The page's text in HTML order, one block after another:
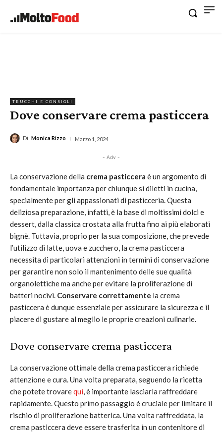
TRUCCHI E CONSIGLI
Dove conservare crema pasticcera
Di Monica Rizzo Marzo 1, 2024
- Adv -
La conservazione della crema pasticcera è un argomento di
fondamentale importanza per chiunque si diletti in cucina,
specialmente per gli appassionati di pasticceria. Questa
deliziosa preparazione, infatti, è la base di moltissimi dolci e
dessert, dalla classica crostata alla frutta fino ai più elaborati
bignè. Tuttavia, proprio per la sua composizione, che prevede
l’utilizzo di latte, uova e zucchero, la crema pasticcera
necessita di particolari attenzioni in termini di conservazione
per garantire non solo il mantenimento delle sue qualità
organolettiche ma anche per evitare la proliferazione di
batteri nocivi. Conservare correttamente la crema
pasticcera è dunque essenziale per assicurare la sicurezza e il
piacere di gustare al meglio le proprie creazioni culinarie.
Dove conservare crema pasticcera
La conservazione ottimale della crema pasticcera richiede
attenzione e cura. Una volta preparata, seguendo la ricetta
che potete trovarequi, è importante lasciarla raffreddare
rapidamente. Questo primo passaggio è cruciale per limitare il
rischio di proliferazione batterica. Una volta raffreddata, la
crema pasticcera deve essere trasferita in un contenitore di